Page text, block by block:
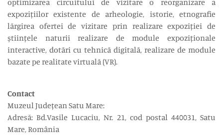
optimizarea circuitului de vizitare o reorganizare a
expozițiilor existente de arheologie, istorie, etnografie
lărgirea ofertei de vizitare prin realizare expoziției de
științele naturii realizare de module expoziționale
interactive, dotări cu tehnică digitală, realizare de module
bazate pe realitate virtuală (VR).
Contact
Muzeul Județean Satu Mare:
Adresă: Bd.Vasile Lucaciu, Nr. 21, cod postal 440031, Satu
Mare, România